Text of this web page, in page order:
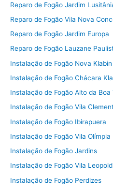
Reparo de Fogão Jardim
Reparo de Fogão Vila Nova
Reparo de Fogão Jardim Europa
Reparo de Fogão Lauzane
Instalação de Fogão Nova Klabin
Instalação de Fogão Chácara
Instalação de Fogão Alto da Boa
Instalação de Fogão Vila
Instalação de Fogão Ibirapuera
Instalação de Fogão Vila Olímpia
Instalação de Fogão Jardins
Instalação de Fogão Vila
Instalação de Fogão Perdizes